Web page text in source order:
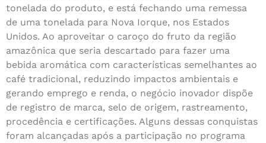
tonelada do produto, e está fechando uma remessa
de uma tonelada para Nova Iorque, nos Estados
Unidos. Ao aproveitar o caroço do fruto da região
amazônica que seria descartado para fazer uma
bebida aromática com características semelhantes ao
café tradicional, reduzindo impactos ambientais e
gerando emprego e renda, o negócio inovador dispõe
de registro de marca, selo de origem, rastreamento,
procedência e certificações. Alguns dessas conquistas
foram alcançadas após a participação no programa